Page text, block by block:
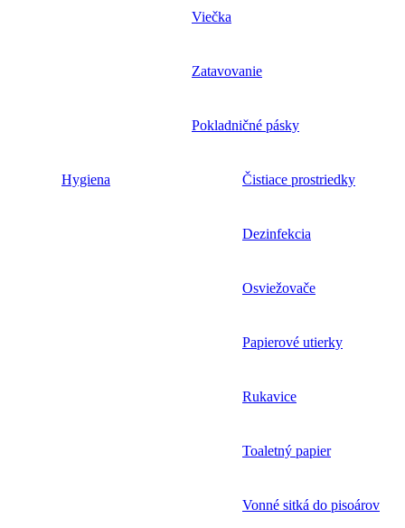
Viečka
Zatavovanie
Pokladničné pásky
Hygiena Čistiace prostriedky
Dezinfekcia
Osviežovače
Papierové utierky
Rukavice
Toaletný papier
Vonné sitká do pisoárov